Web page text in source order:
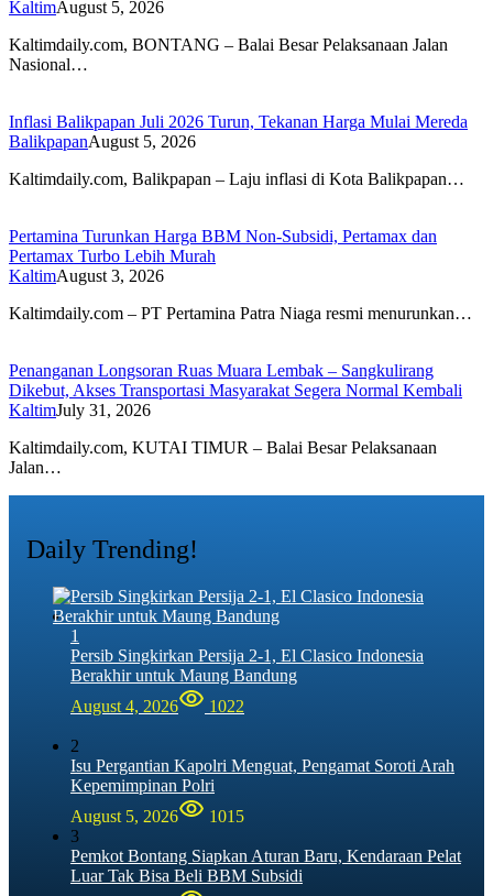
KaltimAugust 5, 2026
Kaltimdaily.com, BONTANG – Balai Besar Pelaksanaan Jalan
Nasional…
Inflasi Balikpapan Juli 2026 Turun, Tekanan Harga Mulai Mereda
BalikpapanAugust 5, 2026
Kaltimdaily.com, Balikpapan – Laju inflasi di Kota Balikpapan…
Pertamina Turunkan Harga BBM Non-Subsidi, Pertamax dan
Pertamax Turbo Lebih Murah
KaltimAugust 3, 2026
Kaltimdaily.com – PT Pertamina Patra Niaga resmi menurunkan…
Penanganan Longsoran Ruas Muara Lembak – Sangkulirang
Dikebut, Akses Transportasi Masyarakat Segera Normal Kembali
KaltimJuly 31, 2026
Kaltimdaily.com, KUTAI TIMUR – Balai Besar Pelaksanaan
Jalan…
Daily Trending!
1
Persib Singkirkan Persija 2-1, El Clasico Indonesia
Berakhir untuk Maung Bandung
August 4, 2026
1022
2
Isu Pergantian Kapolri Menguat, Pengamat Soroti Arah
Kepemimpinan Polri
August 5, 2026
1015
3
Pemkot Bontang Siapkan Aturan Baru, Kendaraan Pelat
Luar Tak Bisa Beli BBM Subsidi